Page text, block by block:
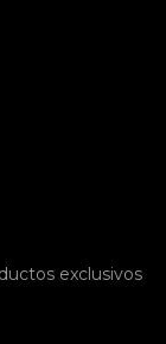
exclusivos